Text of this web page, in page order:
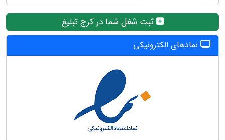
ثبت شغل شما در کرج تبلیغ
نمادهای الکترونیکی